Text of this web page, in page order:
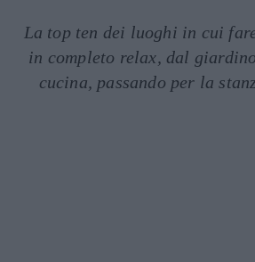
La top ten dei luoghi in cui
in completo relax, dal
cucina, passando per la